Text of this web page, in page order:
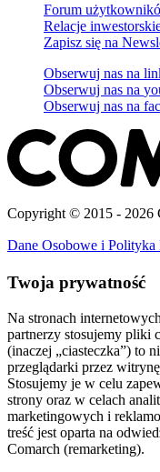
Forum
Relacje
Zapisz się na
Obserwuj nas na
Obserwuj nas na
Obserwuj nas na
Copyright © 2015 - 2026
Dane Osobowe i Polityka
Twoja prywatność
Na stronach
partnerzy stosujemy pliki
(inaczej „ciasteczka”) to
przeglądarki przez
Stosujemy je w celu
strony oraz w celach
marketingowych i
treść jest oparta na
Comarch (remarketing).